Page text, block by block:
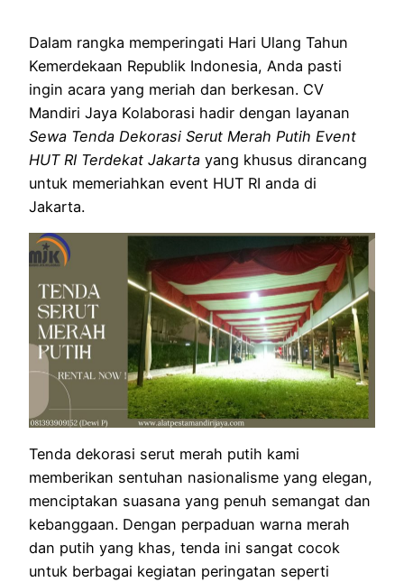
Dalam rangka memperingati Hari Ulang Tahun
Kemerdekaan Republik Indonesia, Anda pasti
ingin acara yang meriah dan berkesan. CV
Mandiri Jaya Kolaborasi hadir dengan layanan
Sewa Tenda Dekorasi Serut Merah Putih Event
HUT RI Terdekat Jakarta yang khusus dirancang
untuk memeriahkan event HUT RI anda di
Jakarta.
Tenda dekorasi serut merah putih kami
memberikan sentuhan nasionalisme yang elegan,
menciptakan suasana yang penuh semangat dan
kebanggaan. Dengan perpaduan warna merah
dan putih yang khas, tenda ini sangat cocok
untuk berbagai kegiatan peringatan seperti